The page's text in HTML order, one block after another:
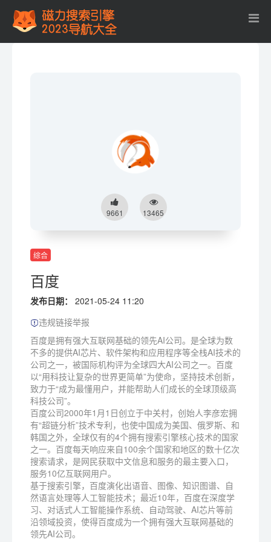
9661 13465
综合
百度
发布日期：
2021-05-24 11:20
违规链接举报
百度是拥有强大互联网基础的领先AI公司。是全球为数
不多的提供AI芯片、软件架构和应用程序等全栈AI技术的
公司之一，被国际机构评为全球四大AI公司之一。百度
以“用科技让复杂的世界更简单”为使命，坚持技术创新，
致力于“成为最懂用户，并能帮助人们成长的全球顶级高
科技公司”。
百度公司2000年1月1日创立于中关村，创始人李彦宏拥
有“超链分析”技术专利，也使中国成为美国、俄罗斯、和
韩国之外，全球仅有的4个拥有搜索引擎核心技术的国家
之一。百度每天响应来自100余个国家和地区的数十亿次
搜索请求，是网民获取中文信息和服务的最主要入口，
服务10亿互联网用户。
基于搜索引擎，百度演化出语音、图像、知识图谱、自
然语言处理等人工智能技术；最近10年，百度在深度学
习、对话式人工智能操作系统、自动驾驶、AI芯片等前
沿领域投资，使得百度成为一个拥有强大互联网基础的
领先AI公司。